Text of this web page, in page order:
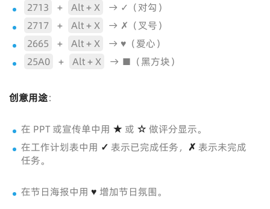
2713
+ Alt + X
→ ✓（对勾）
2717
+ Alt + X
→ ✗（叉号）
2665
+ Alt + X
→ ♥（爱心）
25A0
+ Alt + X → ■（黑方块）
创意用途：
在 PPT 或宣传单中用 ★ 或 ☆ 做评分显示。
在工作计划表中用 ✓ 表示已完成任务， ✗ 表示未完成
任务。
在节日海报中用 ♥ 增加节日氛围。